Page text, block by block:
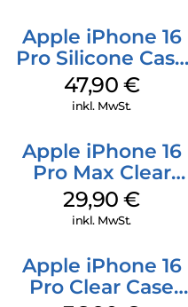
Apple iPhone 16
Pro Silicone Case
MagSafe Denim
47,90 €
inkl. MwSt.
Apple iPhone 16
Pro Max Clear
Case MagSafe
Transparent
29,90€
inkl. MwSt.
Apple iPhone 16
Pro Clear Case